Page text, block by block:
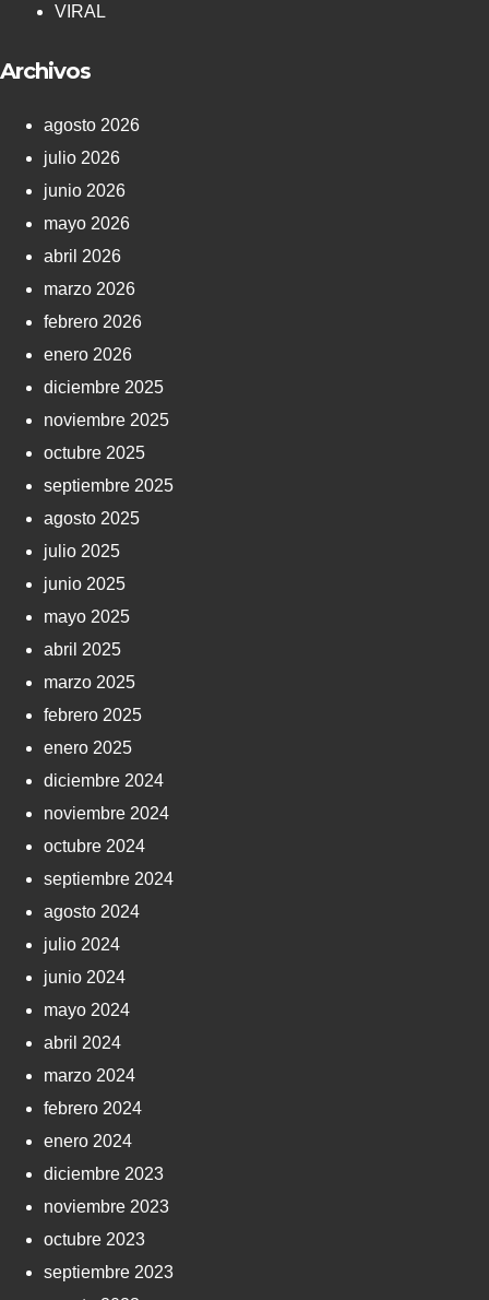
VIRAL
Archivos
agosto 2026
julio 2026
junio 2026
mayo 2026
abril 2026
marzo 2026
febrero 2026
enero 2026
diciembre 2025
noviembre 2025
octubre 2025
septiembre 2025
agosto 2025
julio 2025
junio 2025
mayo 2025
abril 2025
marzo 2025
febrero 2025
enero 2025
diciembre 2024
noviembre 2024
octubre 2024
septiembre 2024
agosto 2024
julio 2024
junio 2024
mayo 2024
abril 2024
marzo 2024
febrero 2024
enero 2024
diciembre 2023
noviembre 2023
octubre 2023
septiembre 2023